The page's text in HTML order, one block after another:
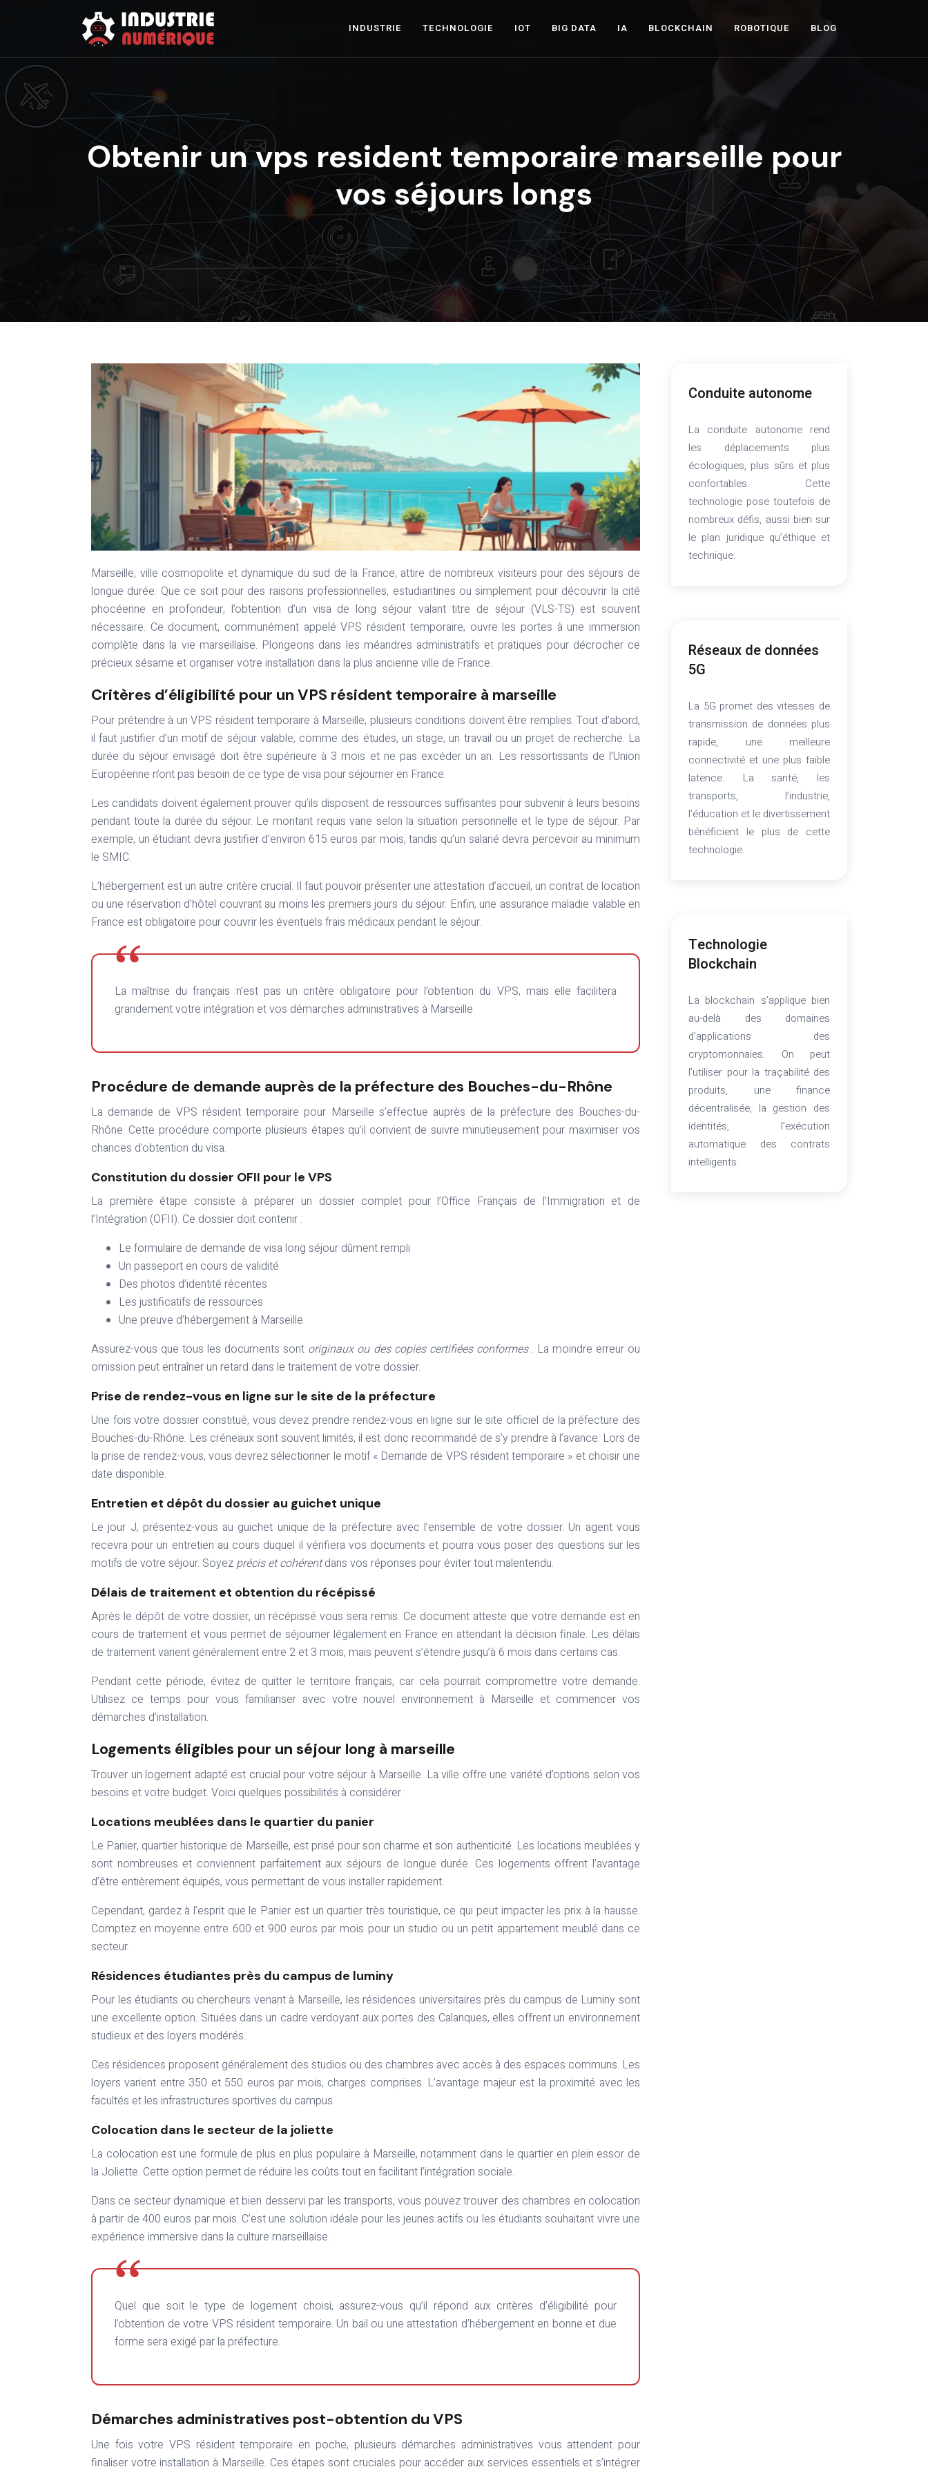
INDUSTRIE TECHNOLOGIE IOT BIG DATA IA BLOCKCHAIN ROBOTIQUE BLOG
Obtenir un vps resident temporaire marseille pour
vos séjours longs
Marseille, ville cosmopolite et dynamique du sud de la France, attire de nombreux visiteurs pour des séjours de
longue durée. Que ce soit pour des raisons professionnelles, estudiantines ou simplement pour découvrir la cité
phocéenne en profondeur, l’obtention d’un visa de long séjour valant titre de séjour (VLS-TS) est souvent
nécessaire. Ce document, communément appelé VPS résident temporaire, ouvre les portes à une immersion
complète dans la vie marseillaise. Plongeons dans les méandres administratifs et pratiques pour décrocher ce
précieux sésame et organiser votre installation dans la plus ancienne ville de France.
Critères d’éligibilité pour un VPS résident temporaire à marseille
Pour prétendre à un VPS résident temporaire à Marseille, plusieurs conditions doivent être remplies. Tout d’abord,
il faut justifier d’un motif de séjour valable, comme des études, un stage, un travail ou un projet de recherche. La
durée du séjour envisagé doit être supérieure à 3 mois et ne pas excéder un an. Les ressortissants de l’Union
Européenne n’ont pas besoin de ce type de visa pour séjourner en France.
Les candidats doivent également prouver qu’ils disposent de ressources suffisantes pour subvenir à leurs besoins
pendant toute la durée du séjour. Le montant requis varie selon la situation personnelle et le type de séjour. Par
exemple, un étudiant devra justifier d’environ 615 euros par mois, tandis qu’un salarié devra percevoir au minimum
le SMIC.
L’hébergement est un autre critère crucial. Il faut pouvoir présenter une attestation d’accueil, un contrat de location
ou une réservation d’hôtel couvrant au moins les premiers jours du séjour. Enfin, une assurance maladie valable en
France est obligatoire pour couvrir les éventuels frais médicaux pendant le séjour.
La maîtrise du français n’est pas un critère obligatoire pour l’obtention du VPS, mais elle facilitera
grandement votre intégration et vos démarches administratives à Marseille.
Procédure de demande auprès de la préfecture des Bouches-du-Rhône
La demande de VPS résident temporaire pour Marseille s’effectue auprès de la préfecture des Bouches-du-
Rhône. Cette procédure comporte plusieurs étapes qu’il convient de suivre minutieusement pour maximiser vos
chances d’obtention du visa.
Constitution du dossier OFII pour le VPS
La première étape consiste à préparer un dossier complet pour l’Office Français de l’Immigration et de
l’Intégration (OFII). Ce dossier doit contenir :
Le formulaire de demande de visa long séjour dûment rempli
Un passeport en cours de validité
Des photos d’identité récentes
Les justificatifs de ressources
Une preuve d’hébergement à Marseille
Assurez-vous que tous les documents sont originaux ou des copies certifiées conformes . La moindre erreur ou
omission peut entraîner un retard dans le traitement de votre dossier.
Prise de rendez-vous en ligne sur le site de la préfecture
Une fois votre dossier constitué, vous devez prendre rendez-vous en ligne sur le site officiel de la préfecture des
Bouches-du-Rhône. Les créneaux sont souvent limités, il est donc recommandé de s’y prendre à l’avance. Lors de
la prise de rendez-vous, vous devrez sélectionner le motif « Demande de VPS résident temporaire » et choisir une
date disponible.
Entretien et dépôt du dossier au guichet unique
Le jour J, présentez-vous au guichet unique de la préfecture avec l’ensemble de votre dossier. Un agent vous
recevra pour un entretien au cours duquel il vérifiera vos documents et pourra vous poser des questions sur les
motifs de votre séjour. Soyezprécis et cohérentdans vos réponses pour éviter tout malentendu.
Délais de traitement et obtention du récépissé
Après le dépôt de votre dossier, un récépissé vous sera remis. Ce document atteste que votre demande est en
cours de traitement et vous permet de séjourner légalement en France en attendant la décision finale. Les délais
de traitement varient généralement entre 2 et 3 mois, mais peuvent s’étendre jusqu’à 6 mois dans certains cas.
Pendant cette période, évitez de quitter le territoire français, car cela pourrait compromettre votre demande.
Utilisez ce temps pour vous familiariser avec votre nouvel environnement à Marseille et commencer vos
démarches d’installation.
Logements éligibles pour un séjour long à marseille
Trouver un logement adapté est crucial pour votre séjour à Marseille. La ville offre une variété d’options selon vos
besoins et votre budget. Voici quelques possibilités à considérer :
Locations meublées dans le quartier du panier
Le Panier, quartier historique de Marseille, est prisé pour son charme et son authenticité. Les locations meublées y
sont nombreuses et conviennent parfaitement aux séjours de longue durée. Ces logements offrent l’avantage
d’être entièrement équipés, vous permettant de vous installer rapidement.
Cependant, gardez à l’esprit que le Panier est un quartier très touristique, ce qui peut impacter les prix à la hausse.
Comptez en moyenne entre 600 et 900 euros par mois pour un studio ou un petit appartement meublé dans ce
secteur.
Résidences étudiantes près du campus de luminy
Pour les étudiants ou chercheurs venant à Marseille, les résidences universitaires près du campus de Luminy sont
une excellente option. Situées dans un cadre verdoyant aux portes des Calanques, elles offrent un environnement
studieux et des loyers modérés.
Ces résidences proposent généralement des studios ou des chambres avec accès à des espaces communs. Les
loyers varient entre 350 et 550 euros par mois, charges comprises. L’avantage majeur est la proximité avec les
facultés et les infrastructures sportives du campus.
Colocation dans le secteur de la joliette
La colocation est une formule de plus en plus populaire à Marseille, notamment dans le quartier en plein essor de
la Joliette. Cette option permet de réduire les coûts tout en facilitant l’intégration sociale.
Dans ce secteur dynamique et bien desservi par les transports, vous pouvez trouver des chambres en colocation
à partir de 400 euros par mois. C’est une solution idéale pour les jeunes actifs ou les étudiants souhaitant vivre une
expérience immersive dans la culture marseillaise.
Quel que soit le type de logement choisi, assurez-vous qu’il répond aux critères d’éligibilité pour
l’obtention de votre VPS résident temporaire. Un bail ou une attestation d’hébergement en bonne et due
forme sera exigé par la préfecture.
Démarches administratives post-obtention du VPS
Une fois votre VPS résident temporaire en poche, plusieurs démarches administratives vous attendent pour
finaliser votre installation à Marseille. Ces étapes sont cruciales pour accéder aux services essentiels et s’intégrer
Conduite autonome
La conduite autonome rend
les déplacements plus
écologiques, plus sûrs et plus
confortables. Cette
technologie pose toutefois de
nombreux défis, aussi bien sur
le plan juridique qu’éthique et
technique.
Réseaux de données
5G
La 5G promet des vitesses de
transmission de données plus
rapide, une meilleure
connectivité et une plus faible
latence. La santé, les
transports, l’industrie,
l’éducation et le divertissement
bénéficient le plus de cette
technologie.
Technologie
Blockchain
La blockchain s’applique bien
au-delà des domaines
d’applications des
cryptomonnaies. On peut
l’utiliser pour la traçabilité des
produits, une finance
décentralisée, la gestion des
identités, l’exécution
automatique des contrats
intelligents.